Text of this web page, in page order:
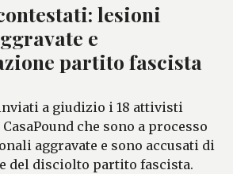
lesioni
e
partito fascista
a giudizio i 18 attivisti
che sono a processo
aggravate e sono accusati di
del disciolto partito fascista.